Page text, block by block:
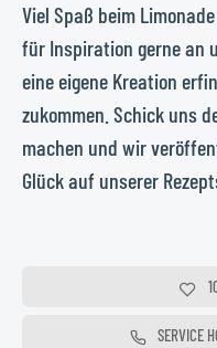
Viel Spaß beim
für Inspiration gerne an
eine eigene Kreation
zukommen. Schick uns
machen und wir
Glück auf unserer
100%
SERVICE